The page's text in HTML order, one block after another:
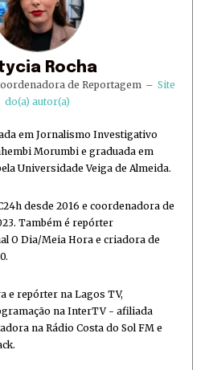
Rocha
de Reportagem – Site
do(a) autor(a)
em Jornalismo Investigativo
Morumbi e graduada em
Universidade Veiga de Almeida.
desde 2016 e coordenadora de
Também é repórter
O Dia/Meia Hora e criadora de
e repórter na Lagos TV,
na InterTV - afiliada
na Rádio Costa do Sol FM e